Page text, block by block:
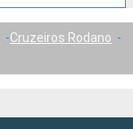
Cruzeiros Rodano